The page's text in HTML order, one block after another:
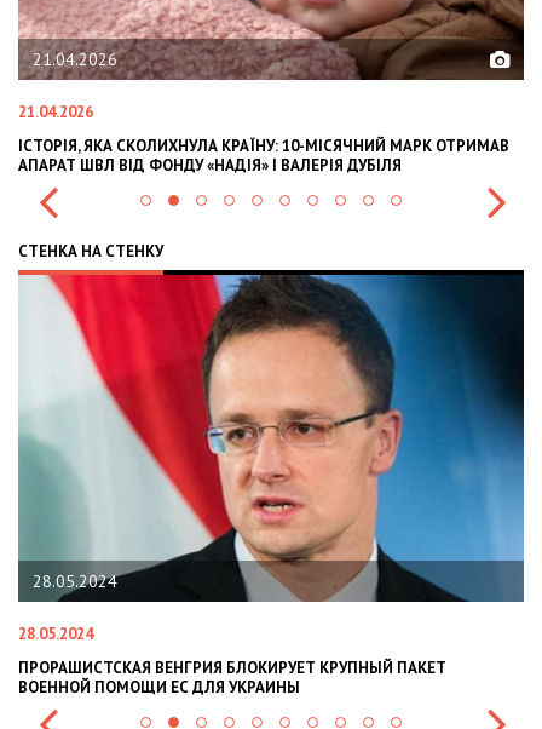
21.04.2026
21.04.2026
ІСТОРІЯ, ЯКА СКОЛИХНУЛА КРАЇНУ: 10-МІСЯЧНИЙ МАРК ОТРИМАВ
АПАРАТ ШВЛ ВІД ФОНДУ «НАДІЯ» І ВАЛЕРІЯ ДУБІЛЯ
СТЕНКА НА СТЕНКУ
28.05.2024
28.05.2024
ПРОРАШИСТСКАЯ ВЕНГРИЯ БЛОКИРУЕТ КРУПНЫЙ ПАКЕТ
ВОЕННОЙ ПОМОЩИ ЕС ДЛЯ УКРАИНЫ